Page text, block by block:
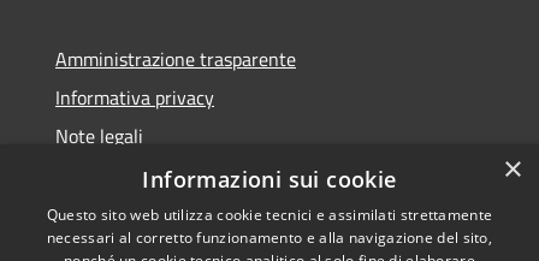
Amministrazione trasparente
Informativa privacy
Note legali
Dichiarazione di accessibilità
×
Informazioni sui cookie
Questo sito web utilizza cookie tecnici e assimilati strettamente
necessari al corretto funzionamento e alla navigazione del sito,